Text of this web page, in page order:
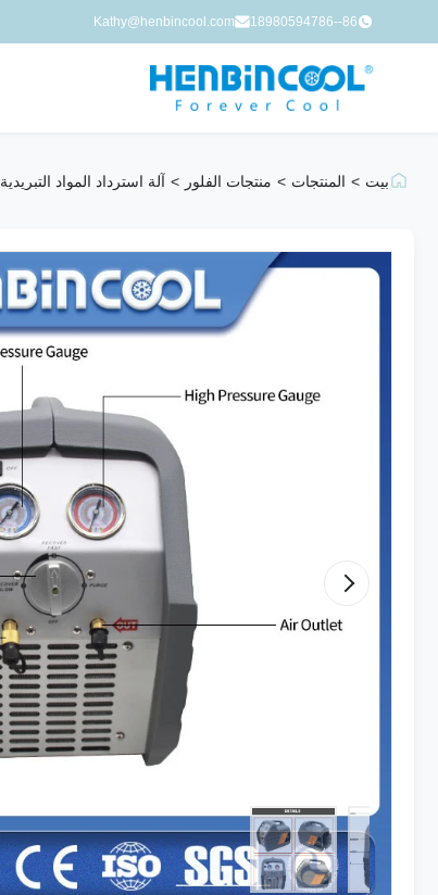
86--18980594786
Kathy@henbincool.com
بيت > المنتجات > منتجات الفلور > آلة استرداد المواد التبريدية HFC CFC HCFC وحدة استرداد التيار المتردد